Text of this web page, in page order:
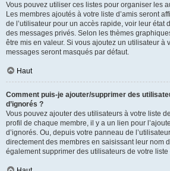
Vous pouvez utiliser ces listes pour organiser les
Les membres ajoutés à votre liste d’amis seront
de l’utilisateur pour un accès rapide, voir leur état
des messages privés. Selon les thèmes
être mis en valeur. Si vous ajoutez un utilisateur à
messages seront masqués par défaut.
Haut
Comment puis-je ajouter/supprimer des
d’ignorés ?
Vous pouvez ajouter des utilisateurs à votre liste
profil de chaque membre, il y a un lien pour
d’ignorés. Ou, depuis votre panneau de
directement des membres en saisissant leur nom
également supprimer des utilisateurs de votre